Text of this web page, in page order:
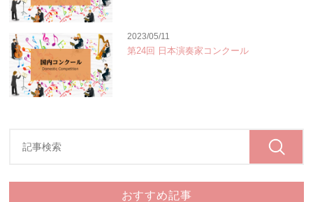
2023/05/11
第24回 日本演奏家コンクール
おすすめ記事